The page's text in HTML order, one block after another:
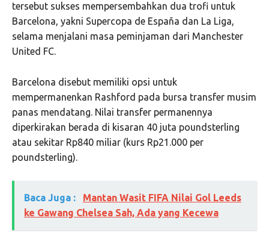
tersebut sukses mempersembahkan dua trofi untuk
Barcelona, yakni Supercopa de España dan La Liga,
selama menjalani masa peminjaman dari Manchester
United FC.
Barcelona disebut memiliki opsi untuk
mempermanenkan Rashford pada bursa transfer musim
panas mendatang. Nilai transfer permanennya
diperkirakan berada di kisaran 40 juta poundsterling
atau sekitar Rp840 miliar (kurs Rp21.000 per
poundsterling).
Baca Juga :
Mantan Wasit FIFA Nilai Gol Leeds
ke Gawang Chelsea Sah, Ada yang Kecewa